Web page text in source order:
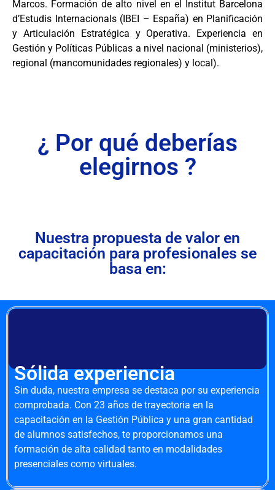
Marcos. Formación de alto nivel en el Institut Barcelona
d’Estudis Internacionals (IBEI – España) en Planificación
y Articulación Estratégica y Operativa. Experiencia en
Gestión y Políticas Públicas a nivel nacional (ministerios),
regional (mancomunidades regionales) y local).
¿ Por qué deberías
elegirnos ?
Nuestra propuesta de valor en
capacitación para profesionales se
basa en:
Sólida experiencia
Sin duda, nuestra empresa se destaca por su experiencia
comprobada. Con 23 años de trayectoria en la
capacitación en la Gestión Pública y una gran cantidad
de alumnos satisfechos, te proporcionamos una
formación de alta calidad tanto en modalidades
presenciales como virtuales.